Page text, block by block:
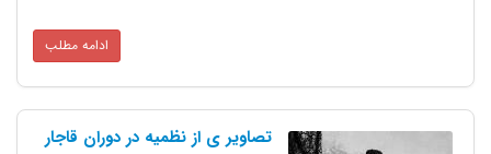
تصاویر ی از نظمیه در دوران قاجار